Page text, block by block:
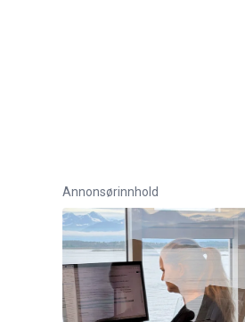
Annonsørinnhold